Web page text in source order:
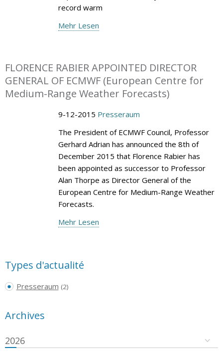
record warm
Mehr Lesen
FLORENCE RABIER APPOINTED DIRECTOR
GENERAL OF ECMWF (European Centre for
Medium-Range Weather Forecasts)
9-12-2015 Presseraum
The President of ECMWF Council, Professor
Gerhard Adrian has announced the 8th of
December 2015 that Florence Rabier has
been appointed as successor to Professor
Alan Thorpe as Director General of the
European Centre for Medium-Range Weather
Forecasts.
Mehr Lesen
Types d'actualité
Presseraum (2)
Archives
2026